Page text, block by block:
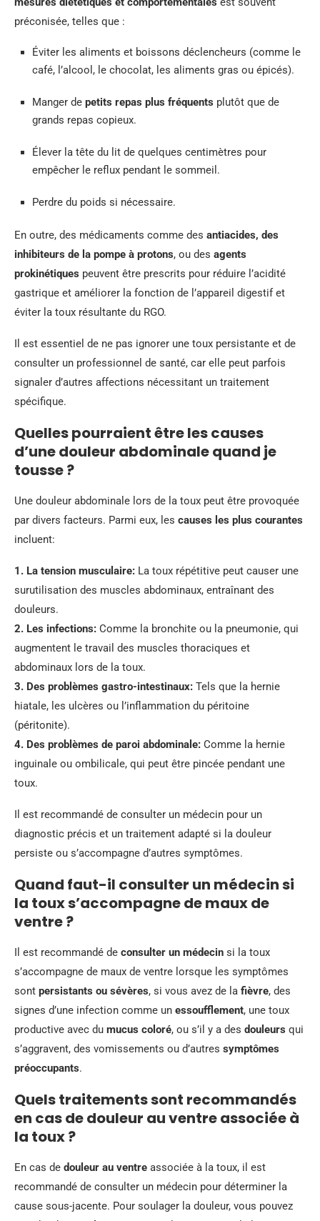
préconisée, telles que :
Éviter les aliments et boissons déclencheurs (comme le
café, l’alcool, le chocolat, les aliments gras ou épicés).
Manger de petits repas plus fréquents plutôt que de
grands repas copieux.
Élever la tête du lit de quelques centimètres pour
empêcher le reflux pendant le sommeil.
Perdre du poids si nécessaire.
En outre, des médicaments comme des antiacides, des
inhibiteurs de la pompe à protons, ou des agents
prokinétiques peuvent être prescrits pour réduire l’acidité
gastrique et améliorer la fonction de l’appareil digestif et
éviter la toux résultante du RGO.
Il est essentiel de ne pas ignorer une toux persistante et de
consulter un professionnel de santé, car elle peut parfois
signaler d’autres affections nécessitant un traitement
spécifique.
Quelles pourraient être les causes
d’une douleur abdominale quand je
tousse ?
Une douleur abdominale lors de la toux peut être provoquée
par divers facteurs. Parmi eux, les causes les plus courantes
incluent:
1. La tension musculaire: La toux répétitive peut causer une
surutilisation des muscles abdominaux, entraînant des
douleurs.
2. Les infections: Comme la bronchite ou la pneumonie, qui
augmentent le travail des muscles thoraciques et
abdominaux lors de la toux.
3. Des problèmes gastro-intestinaux: Tels que la hernie
hiatale, les ulcères ou l’inflammation du péritoine
(péritonite).
4. Des problèmes de paroi abdominale: Comme la hernie
inguinale ou ombilicale, qui peut être pincée pendant une
toux.
Il est recommandé de consulter un médecin pour un
diagnostic précis et un traitement adapté si la douleur
persiste ou s’accompagne d’autres symptômes.
Quand faut-il consulter un médecin si
la toux s’accompagne de maux de
ventre ?
Il est recommandé de consulter un médecin si la toux
s’accompagne de maux de ventre lorsque les symptômes
sont persistants ou sévères, si vous avez de la fièvre, des
signes d’une infection comme un essoufflement, une toux
productive avec du mucus coloré, ou s’il y a des douleurs qui
s’aggravent, des vomissements ou d’autres symptômes
préoccupants.
Quels traitements sont recommandés
en cas de douleur au ventre associée à
la toux ?
En cas de douleur au ventre associée à la toux, il est
recommandé de consulter un médecin pour déterminer la
cause sous-jacente. Pour soulager la douleur, vous pouvez